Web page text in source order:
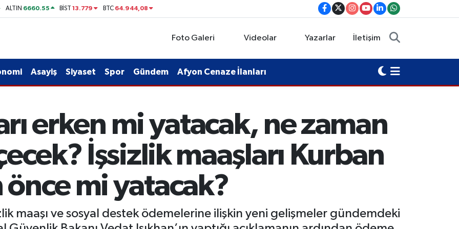
ALTIN 6660.55 BİST13.779 BTC 64.944,08
Foto Galeri Videolar Yazarlar İletişim
Asayiş Siyaset Spor Gündem Afyon Cenaze İlanları
erken mi yatacak, ne zaman
İşsizlik maaşları Kurban
önce mi yatacak?
maaşı ve sosyal destek ödemelerine ilişkin yeni gelişmeler gündemdeki